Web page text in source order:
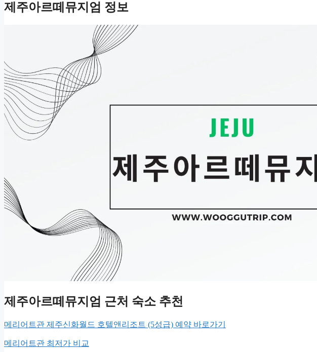
제주아르떼뮤지엄 정보
제주아르떼뮤지엄 근처 숙소 추천
메리어트관 제주신화월드 호텔앤리조트 (5성급) 예약 바로가기
메리어트관 최저가 비교